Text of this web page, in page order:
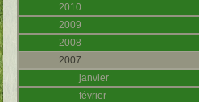
2010
2009
2008
2007
janvier
février